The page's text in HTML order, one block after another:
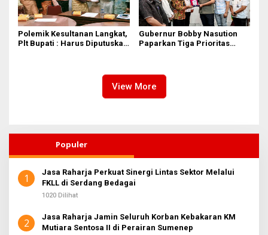
Polemik Kesultanan Langkat,
Plt Bupati : Harus Diputuskan
Gubernur Bobby Nasution
Paparkan Tiga Prioritas
View More
Populer
1
Jasa Raharja Perkuat Sinergi Lintas Sektor Melalui
FKLL di Serdang Bedagai
1020 Dilihat
2
Jasa Raharja Jamin Seluruh Korban Kebakaran KM
Mutiara Sentosa II di Perairan Sumenep